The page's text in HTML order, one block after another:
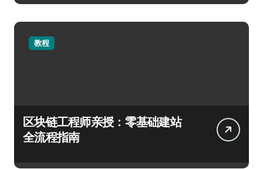
教程
区块链工程师亲授：零基础建站
全流程指南